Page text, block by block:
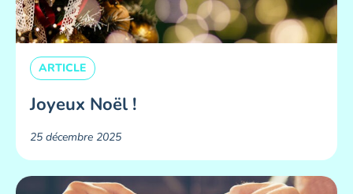
ARTICLE
Joyeux Noël !
25 décembre 2025